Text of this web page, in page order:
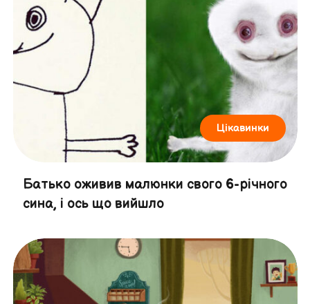
Цікавинки
Батько оживив малюнки свого 6-річного
сина, і ось що вийшло